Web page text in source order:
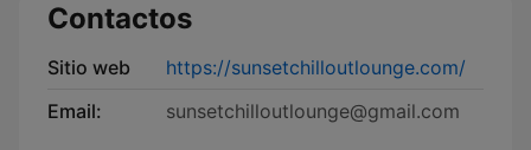
Contactos
Sitio web
https://sunsetchilloutlounge.com/
Email:
sunsetchilloutlounge@gmail.com